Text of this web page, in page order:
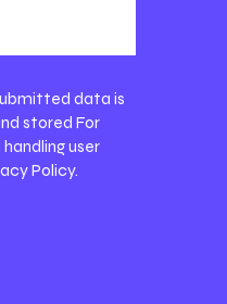
data is
stored For
user
Policy.